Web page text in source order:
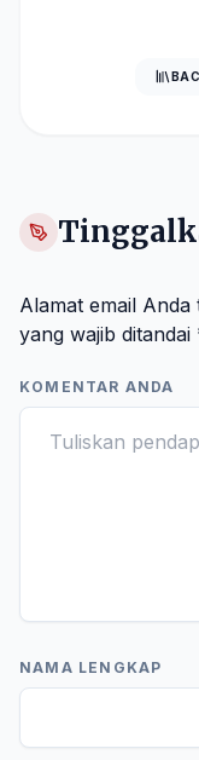
Alamat email Anda
yang wajib ditandai
KOMENTAR ANDA
NAMA LENGKAP